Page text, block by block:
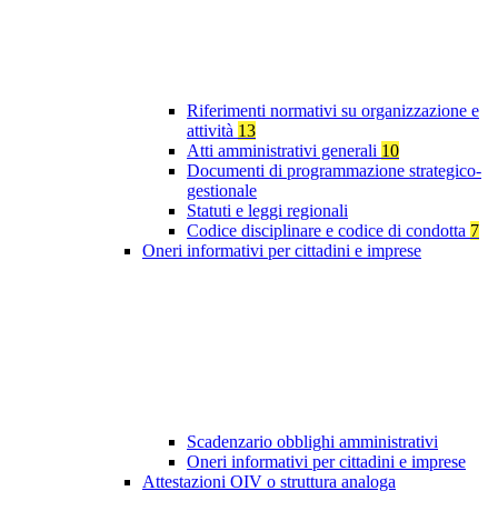
Riferimenti normativi su organizzazione e
attività 13
Atti amministrativi generali 10
Documenti di programmazione strategico-
gestionale
Statuti e leggi regionali
Codice disciplinare e codice di condotta 7
Oneri informativi per cittadini e imprese
Scadenzario obblighi amministrativi
Oneri informativi per cittadini e imprese
Attestazioni OIV o struttura analoga